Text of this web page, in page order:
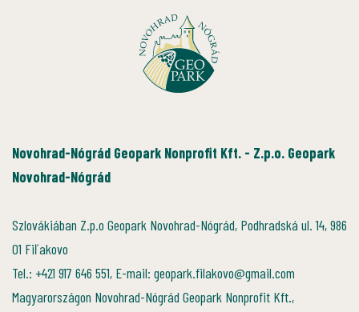
Novohrad-Nógrád Geopark Nonprofit Kft. - Z.p.o. Geopark
Novohrad-Nógrád
Szlovákiában Z.p.o Geopark Novohrad-Nógrád, Podhradská ul. 14, 986
01 Fiľakovo
Tel.: +421 917 646 551, E-mail: geopark.filakovo@gmail.com
Magyarországon Novohrad-Nógrád Geopark Nonprofit Kft.,